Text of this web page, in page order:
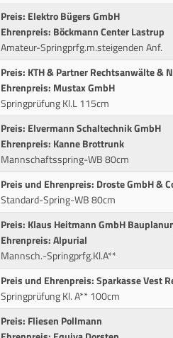
Preis: Elektro Bügers GmbH
Ehrenpreis: Böckmann Center Lastrup
Amateur-Springprfg.m.steigenden Anf.
Preis: KTH & Partner Rechtsanwälte &
Ehrenpreis: Mustax GmbH
Springprüfung Kl.L 115cm
Preis: Elvermann Schaltechnik GmbH
Ehrenpreis: Kanne Brottrunk
Mannschaftsspring-WB 80cm
Preis und Ehrenpreis: Droste GmbH &
Standard-Spring-WB 80cm
Preis: Klaus Heitmann GmbH
Ehrenpreis: Alpurial
Mannsch.-Springprfg.Kl.A**
Preis und Ehrenpreis: Sparkasse Vest
Springprüfung Kl. A** 100cm
Preis: Fliesen Pollmann